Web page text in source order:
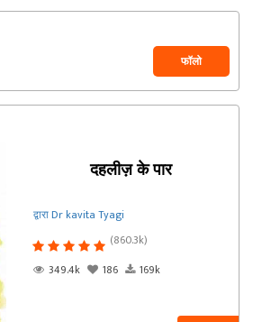
फॉलो
दहलीज़ के पार
द्वारा Dr kavita Tyagi
(860.3k)
349.4k
186 169k